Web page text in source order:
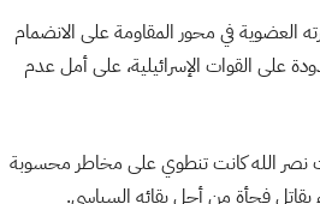
في محور المقاومة على الانضمام
على القوات الإسرائيلية، على أمل عدم
نصر الله كانت تنطوي على مخاطر محسوبة
فجأة من أجل بقائه السياسي.